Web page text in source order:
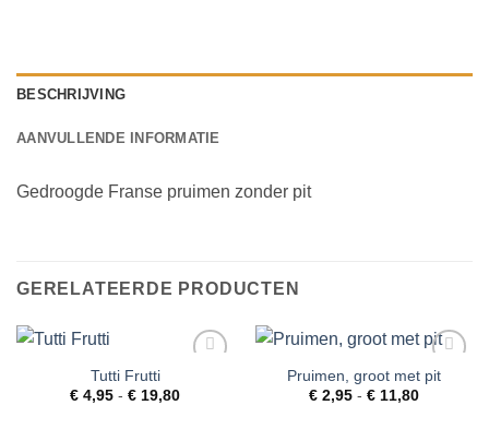
BESCHRIJVING
AANVULLENDE INFORMATIE
Gedroogde Franse pruimen zonder pit
GERELATEERDE PRODUCTEN
Toevoegen
aan
Tutti Frutti
€ 4,95 - € 19,80Prijsklasse:
Toevoegen
aan
Pruimen, groot met pit
€ 2,95 - € 11,80